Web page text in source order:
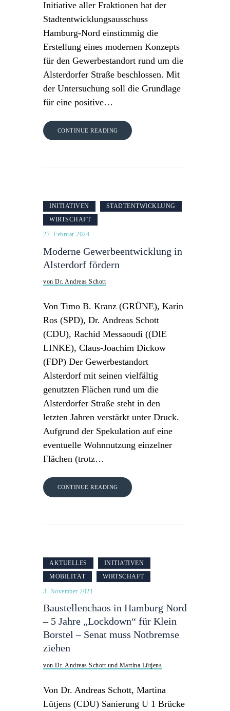
Initiative aller Fraktionen hat der
Stadtentwicklungsausschuss
Hamburg-Nord einstimmig die
Erstellung eines modernen Konzepts
für den Gewerbestandort rund um die
Alsterdorfer Straße beschlossen. Mit
der Untersuchung soll die Grundlage
für eine positive…
CONTINUE READING
INITIATIVEN
STADTENTWICKLUNG
WIRTSCHAFT
27. Februar 2024
Moderne Gewerbeentwicklung in
Alsterdorf fördern
von Dr. Andreas Schott
Von Timo B. Kranz (GRÜNE), Karin
Ros (SPD), Dr. Andreas Schott
(CDU), Rachid Messaoudi ((DIE
LINKE), Claus-Joachim Dickow
(FDP) Der Gewerbestandort
Alsterdorf mit seinen vielfältig
genutzten Flächen rund um die
Alsterdorfer Straße steht in den
letzten Jahren verstärkt unter Druck.
Aufgrund der Spekulation auf eine
eventuelle Wohnnutzung einzelner
Flächen (trotz…
CONTINUE READING
AKTUELLES
INITIATIVEN
MOBILITÄT
WIRTSCHAFT
3. November 2021
Baustellenchaos in Hamburg Nord
– 5 Jahre „Lockdown“ für Klein
Borstel – Senat muss Notbremse
ziehen
von Dr. Andreas Schott und Martina Lütjens
Von Dr. Andreas Schott, Martina
Lütjens (CDU) Sanierung U 1 Brücke